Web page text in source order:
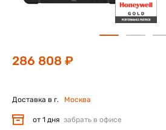
286 808 ₽
Доставка в г. Москва
от 1 дня забрать в офисе